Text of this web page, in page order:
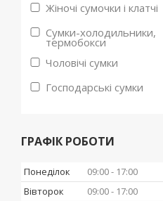
Жіночі сумочки і клатчі
Сумки-холодильники,
термобокси
Чоловічі сумки
Господарські сумки
ГРАФІК РОБОТИ
Понеділок 09:00
17:00
Вівторок
09:00
17:00